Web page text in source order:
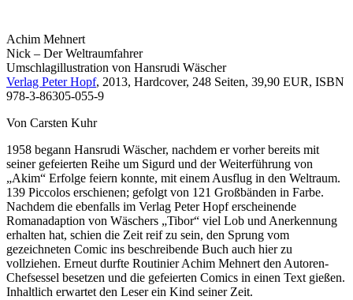
Achim Mehnert
Nick – Der Weltraumfahrer
Umschlagillustration von Hansrudi Wäscher
Verlag Peter Hopf, 2013, Hardcover, 248 Seiten, 39,90 EUR, ISBN
978-3-86305-055-9
Von Carsten Kuhr
1958 begann Hansrudi Wäscher, nachdem er vorher bereits mit
seiner gefeierten Reihe um Sigurd und der Weiterführung von
„Akim“ Erfolge feiern konnte, mit einem Ausflug in den Weltraum.
139 Piccolos erschienen; gefolgt von 121 Großbänden in Farbe.
Nachdem die ebenfalls im Verlag Peter Hopf erscheinende
Romanadaption von Wäschers „Tibor“ viel Lob und Anerkennung
erhalten hat, schien die Zeit reif zu sein, den Sprung vom
gezeichneten Comic ins beschreibende Buch auch hier zu
vollziehen. Erneut durfte Routinier Achim Mehnert den Autoren-
Chefsessel besetzen und die gefeierten Comics in einen Text gießen.
Inhaltlich erwartet den Leser ein Kind seiner Zeit.